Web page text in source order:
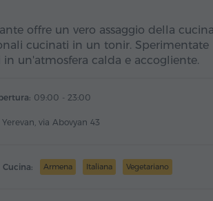
offre un vero assaggio della
cucinati in un tonir. Sperimentate
in un'atmosfera calda e accogliente.
09:00 - 23:00
Yerevan, via Abovyan 43
Cucina: Armena Italiana Vegetariano